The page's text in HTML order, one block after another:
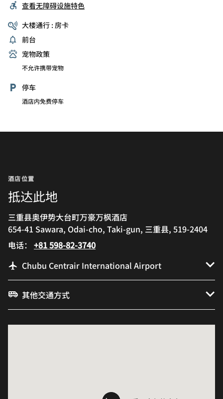
查看无障碍设施特色
大楼通行 : 房卡
前台
宠物政策
不允许携带宠物
停车
酒店内免费停车
酒店位置
抵达此地
三重县奥伊势大台町万豪万枫酒店
654-41 Sawara, Odai-cho, Taki-gun, 三重县, 519-2404
电话： +81 598-82-3740
Chubu Centrair International Airport
其他交通方式